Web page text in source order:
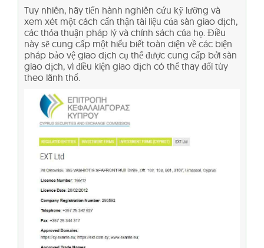
Tuy nhiên, hãy tiến hành nghiên cứu kỹ lưỡng và
xem xét một cách cẩn thận tài liệu của sàn giao dịch,
các thỏa thuận pháp lý và chính sách của họ. Điều
này sẽ cung cấp một hiểu biết toàn diện về các biện
pháp bảo vệ giao dịch cụ thể được cung cấp bởi sàn
giao dịch, vì điều kiện giao dịch có thể thay đổi tùy
theo lãnh thổ.